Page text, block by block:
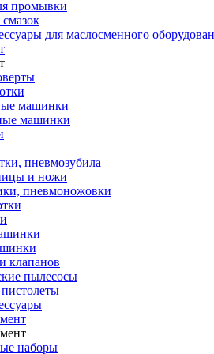
промывки
для маслосменного
машинки
машинки
пневмозубила
и ножи
пневмоножовки
клапанов
пылесосы
наборы